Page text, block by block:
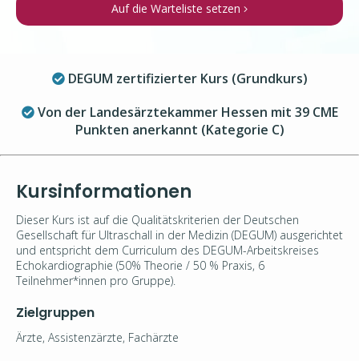
Auf die Warteliste setzen
DEGUM zertifizierter Kurs (Grundkurs)
Von der Landesärztekammer Hessen mit 39 CME
Punkten anerkannt (Kategorie C)
Kursinformationen
Dieser Kurs ist auf die Qualitätskriterien der Deutschen
Gesellschaft für Ultraschall in der Medizin (DEGUM) ausgerichtet
und entspricht dem Curriculum des DEGUM-Arbeitskreises
Echokardiographie (50% Theorie / 50 % Praxis, 6
Teilnehmer*innen pro Gruppe).
Zielgruppen
Ärzte, Assistenzärzte, Fachärzte